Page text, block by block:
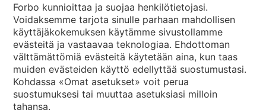
Maakohtaiset sivut
Valitse maa
Forbo kunnioittaa ja suojaa henkilötietojasi.
Voidaksemme tarjota sinulle parhaan mahdollisen
käyttäjäkokemuksen käytämme sivustollamme
evästeitä ja vastaavaa teknologiaa. Ehdottoman
välttämättömiä evästeitä käytetään aina, kun taas
muiden evästeiden käyttö edellyttää suostumustasi.
Kohdassa «Omat asetukset» voit perua
suostumuksesi tai muuttaa asetuksiasi milloin
tahansa.